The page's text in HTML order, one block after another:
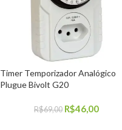
Timer Temporizador Analógico
Plugue Bivolt G20
R$69,00 R$46,00